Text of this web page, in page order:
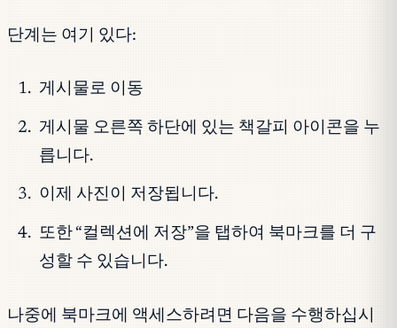
단계는 여기 있다:
게시물로 이동
게시물 오른쪽 하단에 있는 책갈피 아이콘을 누
릅니다.
이제 사진이 저장됩니다.
또한 “컬렉션에 저장”을 탭하여 북마크를 더 구
성할 수 있습니다.
나중에 북마크에 액세스하려면 다음을 수행하십시